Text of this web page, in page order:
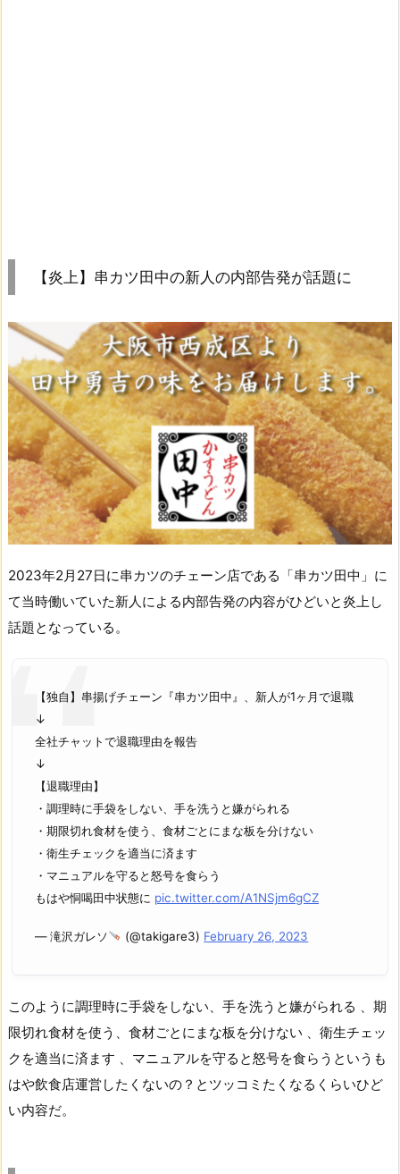
【炎上】串カツ田中の新人の内部告発が話題に
2023年2月27日に串カツのチェーン店である「串カツ田中」に
て当時働いていた新人による内部告発の内容がひどいと炎上し
話題となっている。
【独自】串揚げチェーン『串カツ田中』、新人が1ヶ月で退職
↓
全社チャットで退職理由を報告
↓
【退職理由】
・調理時に手袋をしない、手を洗うと嫌がられる
・期限切れ食材を使う、食材ごとにまな板を分けない
・衛生チェックを適当に済ます
・マニュアルを守ると怒号を食らう
もはや恫喝田中状態に pic.twitter.com/A1NSjm6gCZ
— 滝沢ガレソ (@takigare3) February 26, 2023
このように調理時に手袋をしない、手を洗うと嫌がられる 、期
限切れ食材を使う、食材ごとにまな板を分けない 、衛生チェッ
クを適当に済ます 、マニュアルを守ると怒号を食らうというも
はや飲食店運営したくないの？とツッコミたくなるくらいひど
い内容だ。